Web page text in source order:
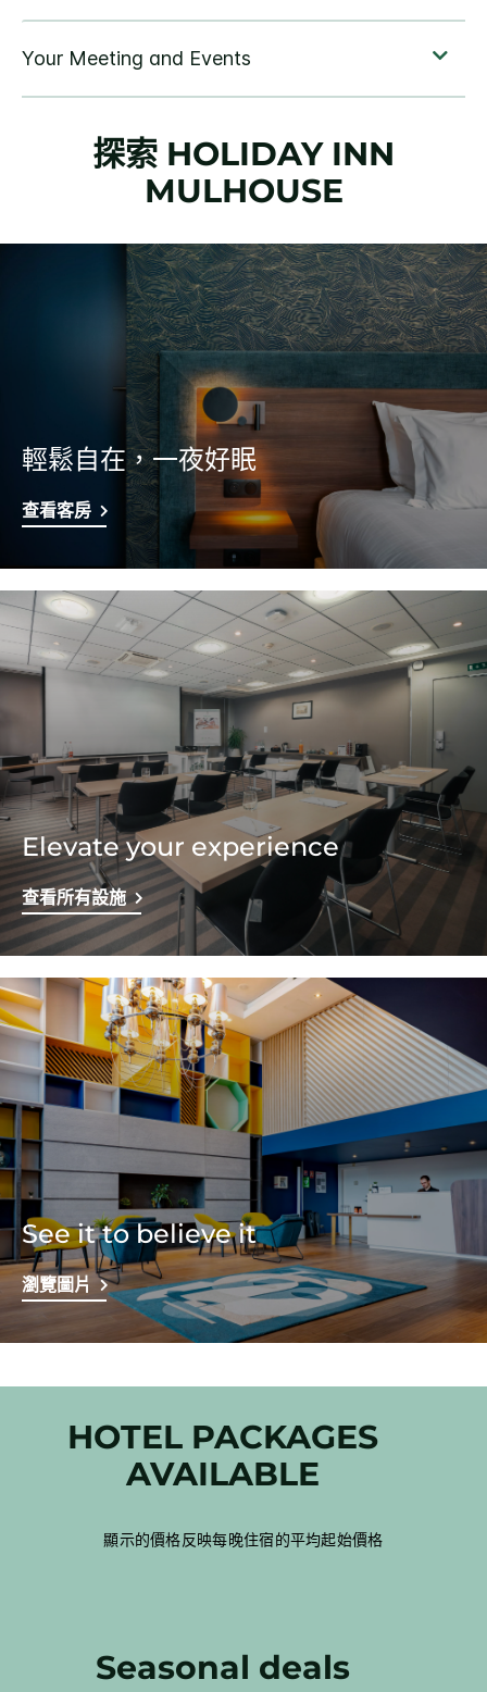
探索 HOLIDAY INN
MULHOUSE
輕鬆自在，一夜好眠
查看客房
Elevate your experience
查看所有設施
See it to believe it
瀏覽圖片
HOTEL PACKAGES
AVAILABLE
顯示的價格反映每晚住宿的平均起始價格
Seasonal deals